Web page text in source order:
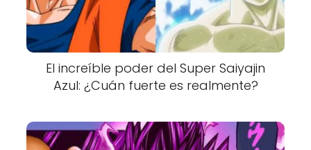
El increíble poder del Super Saiyajin
Azul: ¿Cuán fuerte es realmente?